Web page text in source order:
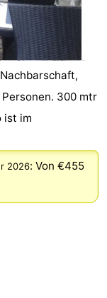
300 mtr
ist im
2026: Von €455